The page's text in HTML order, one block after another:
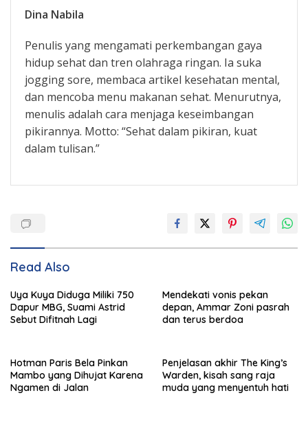
Dina Nabila
Penulis yang mengamati perkembangan gaya
hidup sehat dan tren olahraga ringan. Ia suka
jogging sore, membaca artikel kesehatan mental,
dan mencoba menu makanan sehat. Menurutnya,
menulis adalah cara menjaga keseimbangan
pikirannya. Motto: “Sehat dalam pikiran, kuat
dalam tulisan.”
Read Also
Uya Kuya Diduga Miliki 750
Dapur MBG, Suami Astrid
Sebut Difitnah Lagi
Mendekati vonis pekan
depan, Ammar Zoni pasrah
dan terus berdoa
Hotman Paris Bela Pinkan
Mambo yang Dihujat Karena
Ngamen di Jalan
Penjelasan akhir The King’s
Warden, kisah sang raja
muda yang menyentuh hati